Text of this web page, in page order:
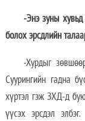
-Энэ зуны
болох эрсдлийн
-Хурдыг
Суурингийн гадна
хүртэл гэж ЗХД-д
үүсэх эрсдэл